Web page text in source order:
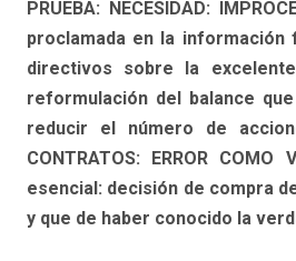
PRUEBA: NECESIDAD:
proclamada en la
directivos sobre la
reformulación del balance
reducir el número de
CONTRATOS: ERROR
esencial: decisión de compra
y que de haber conocido la